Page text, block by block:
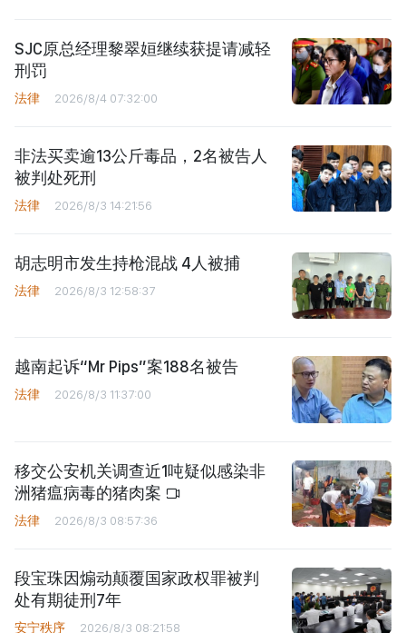
SJC原总经理黎翠姮继续获提请减轻
刑罚
法律 2026/8/4 07:32:00
非法买卖逾13公斤毒品，2名被告人
被判处死刑
法律 2026/8/3 14:21:56
胡志明市发生持枪混战 4人被捕
法律 2026/8/3 12:58:37
越南起诉“Mr Pips”案188名被告
法律 2026/8/3 11:37:00
移交公安机关调查近1吨疑似感染非
洲猪瘟病毒的猪肉案
法律 2026/8/3 08:57:36
段宝珠因煽动颠覆国家政权罪被判
处有期徒刑7年
安宁秩序 2026/8/3 08:21:58